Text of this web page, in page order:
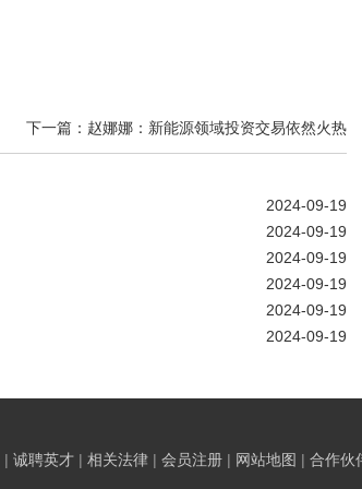
下一篇：赵娜娜：新能源领域投资交易依然火热
2024-09-19
2024-09-19
2024-09-19
2024-09-19
2024-09-19
2024-09-19
| 诚聘英才 | 相关法律 | 会员注册 | 网站地图 | 合作伙